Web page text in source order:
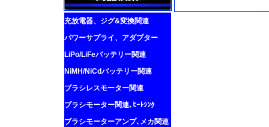
充放電器、ジグ&変換関連
パワーサプライ、アダプター
LiPo/LiFeバッテリー関連
NiMH/NiCdバッテリー関連
ブラシレスモーター関連
ブラシモーター関連､ﾋｰﾄｼﾝｸ
ブラシモーターアンプ､メカ関連